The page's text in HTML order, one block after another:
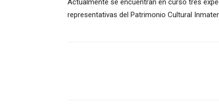
Actualmente se encuentran en curso tres
representativas del Patrimonio Cultural